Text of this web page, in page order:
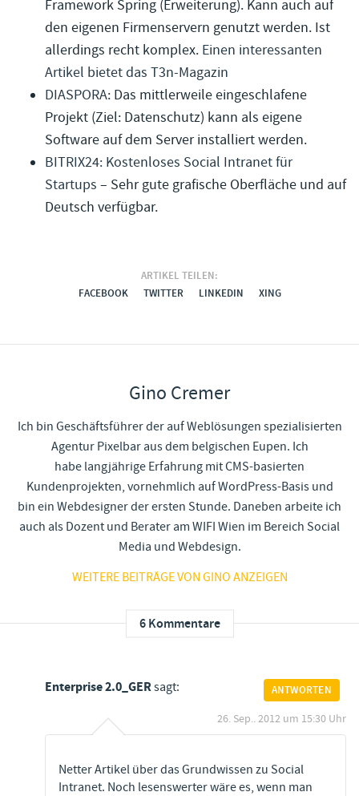
Framework Spring (Erweiterung). Kann auch auf
den eigenen Firmenservern genutzt werden. Ist
allerdings recht komplex. Einen interessanten
Artikel bietet das T3n-Magazin
DIASPORA: Das mittlerweile eingeschlafene
Projekt (Ziel: Datenschutz) kann als eigene
Software auf dem Server installiert werden.
BITRIX24: Kostenloses Social Intranet für
Startups – Sehr gute grafische Oberfläche und auf
Deutsch verfügbar.
ARTIKEL TEILEN:
FACEBOOK
TWITTER LINKEDIN XING
Gino Cremer
Ich bin Geschäftsführer der auf Weblösungen spezialisierten
Agentur Pixelbar aus dem belgischen Eupen. Ich
habe langjährige Erfahrung mit CMS-basierten
Kundenprojekten, vornehmlich auf WordPress-Basis und
bin ein Webdesigner der ersten Stunde. Daneben arbeite ich
auch als Dozent und Berater am WIFI Wien im Bereich Social
Media und Webdesign.
WEITERE BEITRÄGE VON GINO ANZEIGEN
6 Kommentare
Enterprise 2.0_GERsagt:
26. Sep.. 2012 um 15:30 Uhr
Netter Artikel über das Grundwissen zu Social
Intranet. Noch lesenswerter wäre es, wenn man
ANTWORTEN